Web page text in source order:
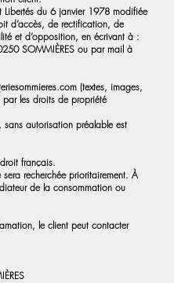
du 6 janvier 1978 modifiée
d’accès, de rectification, de
et d’opposition, en écrivant à :
SOMMIÈRES ou par mail à
(textes, images,
les droits de propriété
autorisation préalable est
français.
recherchée prioritairement. À
de la consommation ou
le client peut contacter